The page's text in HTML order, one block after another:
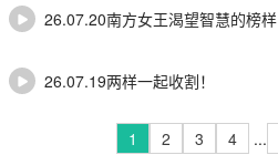
26.07.20南方女王渴望智慧的榜样
26.07.19两样一起收割！
1 2 3 4 ...